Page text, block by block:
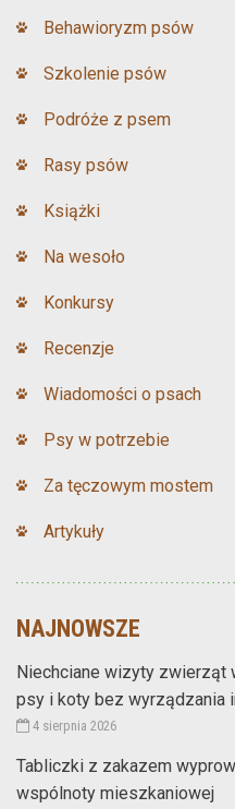
Behawioryzm psów
Szkolenie psów
Podróże z psem
Rasy psów
Książki
Na wesoło
Konkursy
Recenzje
Wiadomości o psach
Psy w potrzebie
Za tęczowym mostem
Artykuły
NAJNOWSZE
Niechciane wizyty zwierząt
psy i koty bez wyrządzania
4 sierpnia 2026
Tabliczki z zakazem
wspólnoty mieszkaniowej